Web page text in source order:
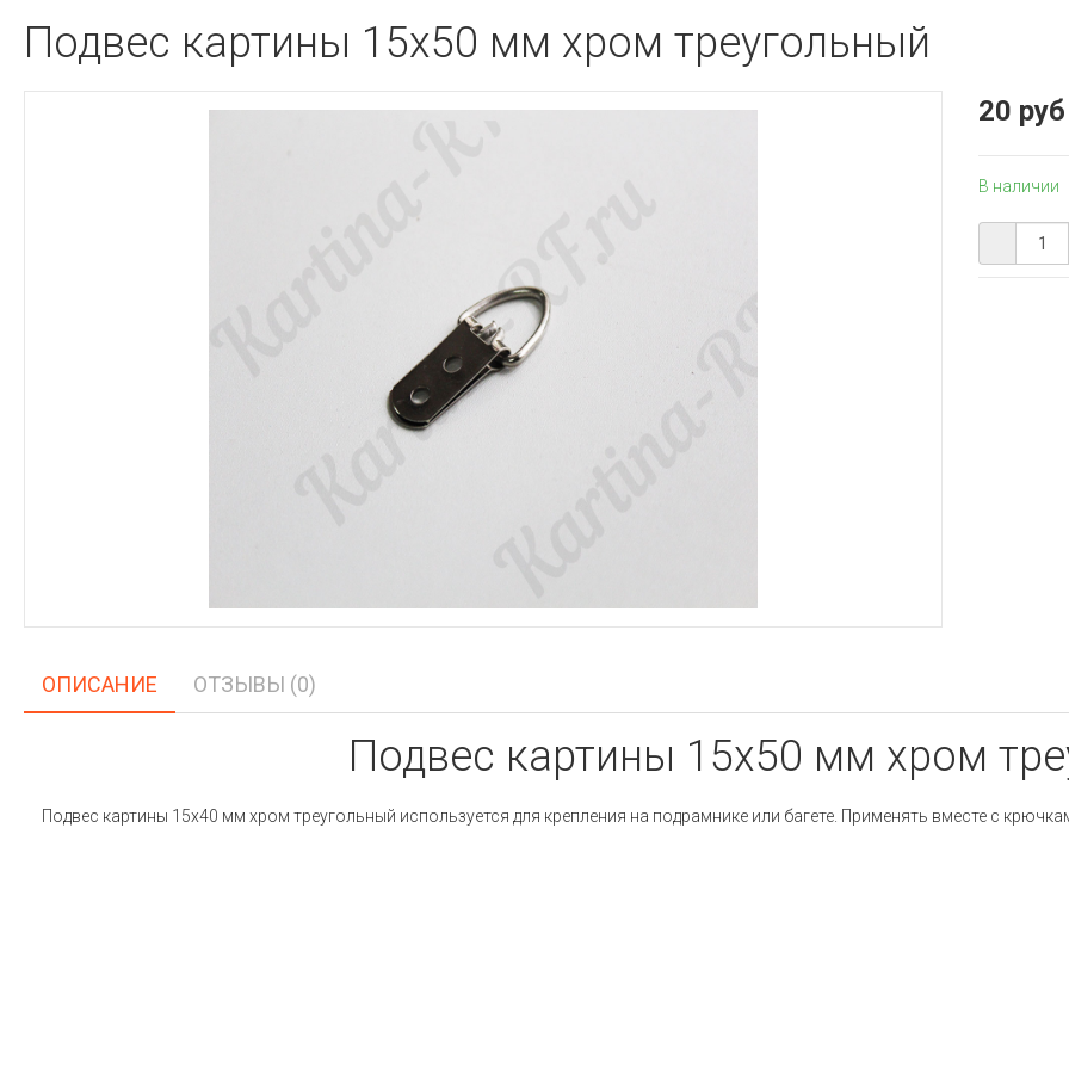
Подвес картины 15х50 мм хром треугольный
20 руб
В наличии
ОПИСАНИЕ ОТЗЫВЫ (0)
Подвес картины 15х50 мм хром
Подвес картины 15х40 мм хром треугольный используется для крепления на подрамнике или багете. Применять вместе с